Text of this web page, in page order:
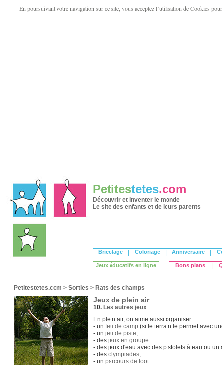
En poursuivant votre navigation sur ce site, vous acceptez l’utilisation de Cookies
Petitestetes.com
Découvrir et inventer le monde
Le site des enfants et de leurs parents
Bricolage Coloriage Anniversaire
Jeux éducatifs en ligne Bons plans
Petitestetes.com > Sorties > Rats des champs
Jeux de plein air
10. Les autres jeux
En plein air, on aime aussi organiser :
- un feu de camp (si le terrain le permet avec
- un jeu de piste,
- des jeux en groupe...
- des jeux d'eau avec des pistolets à eau ou un
- des olympiades,
- un parcours de foot...